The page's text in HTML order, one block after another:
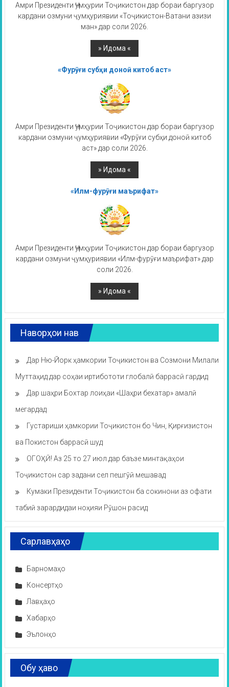
Амри Президенти Ҷумҳурии Тоҷикистон дар бораи баргузор
кардани озмуни ҷумҳуриявии «Тоҷикистон-Ватани азизи
ман» дар соли 2026.
«Фурӯғи субҳи доноӣ китоб аст»
Амри Президенти Ҷумҳурии Тоҷикистон дар бораи баргузор
кардани озмуни ҷумҳуриявии «Фурӯғи субҳи доноӣ китоб
аст» дар соли 2026.
«Илм-фурӯғи маърифат»
Амри Президенти Ҷумҳурии Тоҷикистон дар бораи баргузор
кардани озмуни ҷумҳуриявии «Илм-фурӯғи маърифат» дар
соли 2026.
Наворҳои нав
Дар Ню-Йорк ҳамкории Тоҷикистон ва Созмони Милали
Муттаҳид дар соҳаи иртибототи глобалӣ баррасӣ гардид
Дар шаҳри Бохтар лоиҳаи «Шаҳри бехатар» амалӣ
мегардад
Густариши ҳамкории Тоҷикистон бо Чин, Қирғизистон
ва Покистон баррасӣ шуд
ОГОҲӢ! Аз 25 то 27 июл дар баъзе минтақаҳои
Тоҷикистон сар задани сел пешгӯӣ мешавад
Кумаки Президенти Тоҷикистон ба сокинони аз офати
табиӣ зарардидаи ноҳияи Рӯшон расид
Сарлавҳаҳо
Барномаҳо
Консертҳо
Лавҳаҳо
Хабарҳо
Эълонҳо
Обу ҳаво